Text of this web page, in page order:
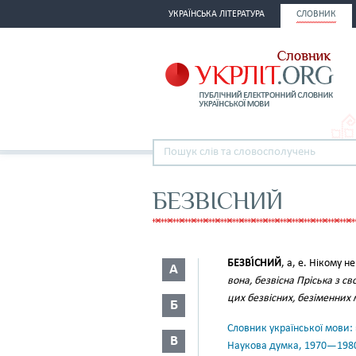
УКРАЇНСЬКА ЛІТЕРАТУРА СЛОВНИК
БЕЗВІСНИЙ
А
Б
В
БЕЗВІ́СНИЙ, а, е. Нікому
вона, безвісна Пріська з
цих безвісних,
Словник української
Наукова думка,